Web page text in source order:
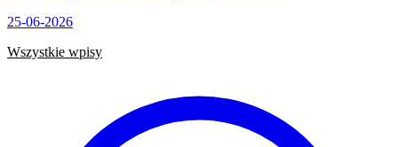
25-06-2026
Wszystkie wpisy